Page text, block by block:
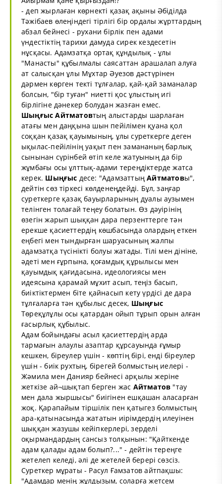
- деп жырлаған көрнекті қазақ ақыны Әбіділда
Тәжібаев өлеңіндегі тірлігі бір ордалы жұрттардың
абзал бейнесі - рухани бірлік пен адами
үндестіктің тарихи дамуда сирек кездесетін
нұсқасы. Адамзатқа ортақ құндылық - ұлы
"Манасты" құбылмалы саясаттан арашалап алуға
ат салысқан ұлы Мұхтар Әуезов дәстүрінен
дәрмен көрген текті тұлғалар, қай-қай заманалар
болсын, "бір туған" ниетті қос ұлыстың игі
бірлігіне дәнекер болудан жазған емес.
Шыңғыс Айтматовтың алыстарды шарлаған
атағы мен даңқына шын пейілімен қуана қол
соққан қазақ қауымының, ұлы суреткерге деген
ықылас-пейілінің уақыт пен замананың барлық
сынынан сүрінбей өтіп келе жатуының да бір
жұмбағы осы ұлттық-адами тереңдіктерде жатса
керек. Шыңғыс десе: "АдамзаттыңАйтматовы",
дейтін сөз тіркесі көлденеңдейді. Бұл, заңғар
суреткерге қазақ бауырларының дуалы аузымен
телінген толағай теңеу болатын. Өз дәуірінің
өзегін жарып шыққан дара перзенттерге тән
ерекше қасиеттердің көшбасында олардың еткен
еңбегі мен тындырған шаруасының жалпы
адамзатқа түсінікті болуы жатады. Тілі мен дініне,
әдеті мен ғұрпына, қоғамдық құрылысы мен
қауымдық қағидасына, идеологиясы мен
идеясына қарамай мұхит асып, теңіз басып,
биіктіктермен біте қайнасып кету үрдісі де дара
тұлғаларға тән құбылыс десек, Шыңғыс
Төреқұлұлы осы қатардан ойып тұрып орын алған
ғасырлық құбылыс.
Адам бойындағы асыл қасиеттердің арда
тармағын алаулы азаптар құрсауында ғұмыр
кешкен, біреулер үшін - көптің бірі, енді біреулер
үшін - биік рухтың, бірегей болмыстың иелері -
Жәмила мен Данияр бейнесі арқылы жеріне
жеткізе ай¬шықтап берген жас Айтматов "тау
мен дала жыршысы" биігінен ешқашан аласарған
жоқ. Қарапайым тіршілік пен қатыгез болмыстың
ара-қатынасында жататын иірімдердің илеуінен
шыққан жазушы кейіпкерлері, зерделі
оқырмандардың сансыз толқынын: "Қайткенде
адам қалады адам болып?..." - дейтін тереңге
жетелеп келеді, әлі де жетелей берері сөзсіз.
Суреткер мұраты - Расул Ғамзатов айтпақшы:
"Адамдар менің жұлдызым, соларға жетсем